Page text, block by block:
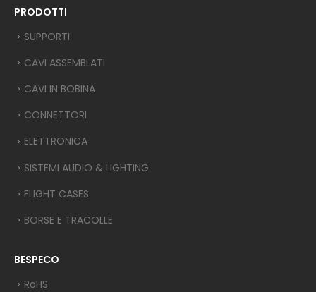
PRODOTTI
SUPPORTI
CAVI ASSEMBLATI
CAVI IN BOBINA
CONNETTORI
ELETTRONICA
SISTEMI AUDIO & LIGHTING
FLIGHT CASES
BORSE E TRACOLLE
BESPECO
RoHS